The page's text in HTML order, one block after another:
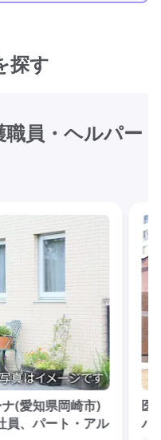
探す
員・ヘルパー
(愛知県岡崎市)
員、パート・アル
医
パ